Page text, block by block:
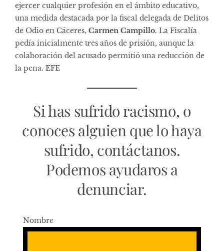
ejercer cualquier profesión en el ámbito educativo,
una medida destacada por la fiscal delegada de Delitos
de Odio en Cáceres, Carmen Campillo. La Fiscalía
pedía inicialmente tres años de prisión, aunque la
colaboración del acusado permitió una reducción de
la pena. EFE
Si has sufrido racismo, o
conoces alguien que lo haya
sufrido, contáctanos.
Podemos ayudaros a
denunciar.
Nombre